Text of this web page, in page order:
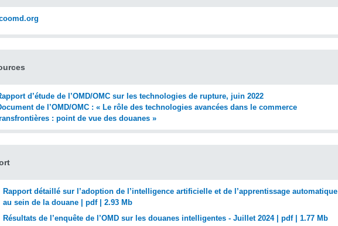
d’étude de l’OMD/OMC sur les technologies de rupture, juin 2022
de l’OMD/OMC : « Le rôle des technologies avancées dans le commerce
: point de vue des douanes »
Rapport détaillé sur l’adoption de l’intelligence artificielle et de l’apprentissage automatique
au sein de la douane | pdf | 2.93 Mb
Résultats de l’enquête de l’OMD sur les douanes intelligentes - Juillet 2024 | pdf | 1.77 Mb